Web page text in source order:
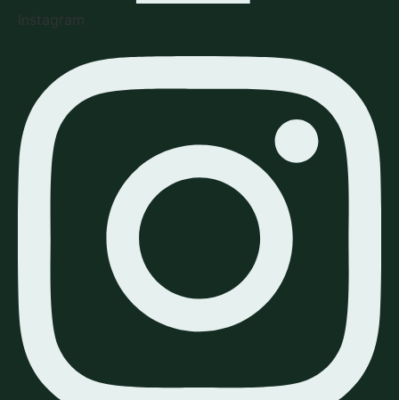
Instagram